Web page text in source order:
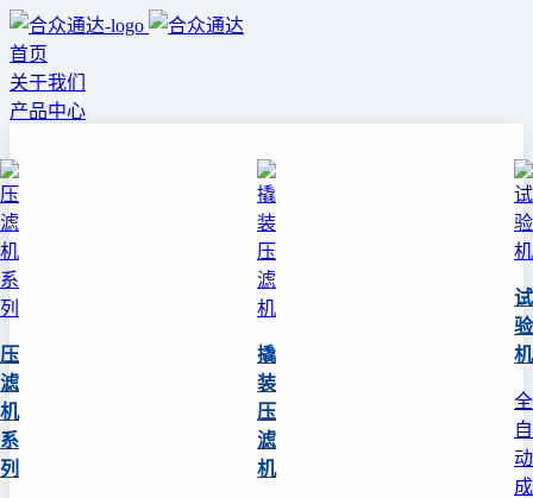
首页
关于我们
产品中心
压
滤
机
系
列
撬
装
压
滤
机
试
验
机
全
自
动
成